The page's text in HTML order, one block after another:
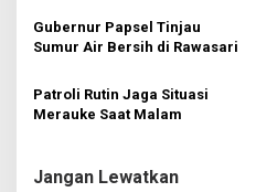
s
Gubernur Papsel Tinjau
Sumur Air Bersih di Rawasari
Patroli Rutin Jaga Situasi
Merauke Saat Malam
Jangan Lewatkan